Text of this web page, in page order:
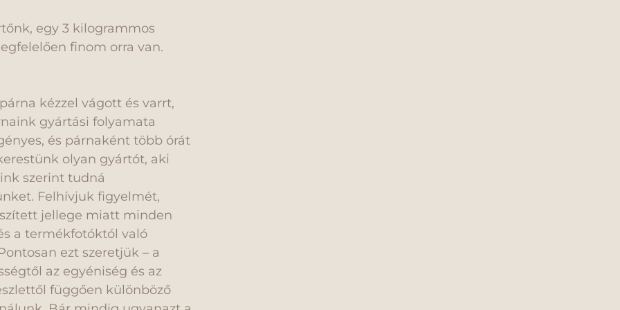
egy 3 kilogrammos
finom orra van.
kézzel vágott és varrt,
gyártási folyamata
és párnaként több órát
olyan gyártót, aki
szerint tudná
Felhívjuk figyelmét,
jellege miatt minden
a termékfotóktól való
ezt szeretjük – a
az egyéniség és az
függően különböző